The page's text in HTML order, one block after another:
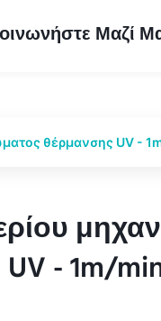
Μαζί
θέρμανσης UV -
- 1m/
- 1m/